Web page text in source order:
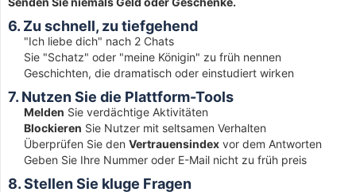
6. Zu schnell, zu tiefgehend
"Ich liebe dich" nach 2 Chats
Sie "Schatz" oder "meine Königin" zu früh nennen
Geschichten, die dramatisch oder einstudiert wirken
7. Nutzen Sie die Plattform-Tools
Melden Sie verdächtige Aktivitäten
Blockieren Sie Nutzer mit seltsamen Verhalten
Überprüfen Sie den Vertrauensindex vor dem Antworten
Geben Sie Ihre Nummer oder E-Mail nicht zu früh preis
8. Stellen Sie kluge Fragen